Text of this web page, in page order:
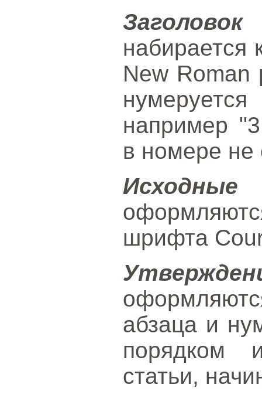
New Roman
например
в номере не
шрифта
абзаца и
порядком
статьи,